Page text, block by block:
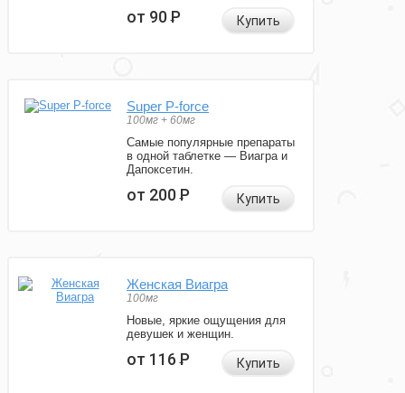
от 90Р Купить
Super P-force
100мг + 60мг
Самые популярные препараты
в одной таблетке — Виагра и
Дапоксетин.
от 200Р Купить
Женская Виагра
100мг
Новые, яркие ощущения для
девушек и женщин.
от 116Р Купить